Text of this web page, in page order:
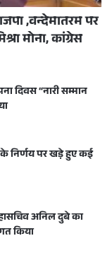
,वन्देमातरम पर
मोना, कांग्रेस
दिवस “नारी सम्मान
निर्णय पर खड़े हुए कई
अनिल दुबे का
किया